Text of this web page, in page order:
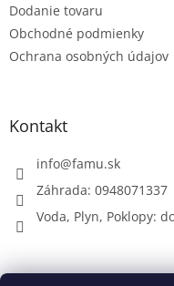
Dodanie tovaru
Obchodné podmienky
Ochrana osobných údajov
Kontakt
info@famu.sk
Záhrada: 0948071337
Voda, Plyn, Poklopy: